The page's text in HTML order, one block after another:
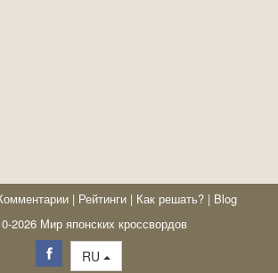
| Рейтинги | Как решать? | Blog
2026 Мир японских кроссвордов
RU